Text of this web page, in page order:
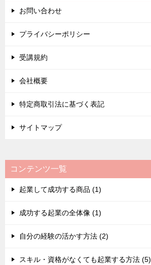
お問い合わせ
プライバシーポリシー
受講規約
会社概要
特定商取引法に基づく表記
サイトマップ
コンテンツ一覧
起業して成功する商品 (1)
成功する起業の全体像 (1)
自分の経験の活かす方法 (2)
スキル・資格がなくても起業する方法 (5)